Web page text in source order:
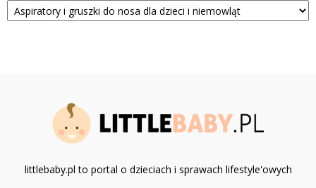
littlebaby.pl to portal o dzieciach i sprawach lifestyle'owych